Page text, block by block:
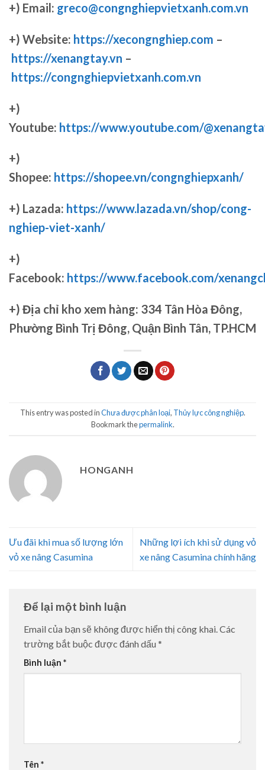
+) Email: greco@congnghiepvietxanh.com.vn
+) Website: https://xecongnghiep.com –
https://xenangtay.vn –
https://congnghiepvietxanh.com.vn
+)
Youtube: https://www.youtube.com/
+)
Shopee: https://shopee.vn/congnghiepxanh/
+) Lazada: https://www.lazada.vn/shop/cong-
nghiep-viet-xanh/
+)
Facebook: https://www.facebook.com/
+) Địa chỉ kho xem hàng: 334 Tân Hòa Đông,
Phường Bình Trị Đông, Quận Bình Tân, TP.HCM
This entry was posted inChưa được phân loại, Thủy lực công nghiệp.
Bookmark thepermalink.
HONGANH
Ưu đãi khi mua số lượng lớn
vỏ xe nâng Casumina
Những lợi ích khi sử dụng vỏ
xe nâng Casumina chính hãng
Để lại một bình luận
Email của bạn sẽ không được hiển thị công khai.Các
trường bắt buộc được đánh dấu *
Bình luận *
Tên *